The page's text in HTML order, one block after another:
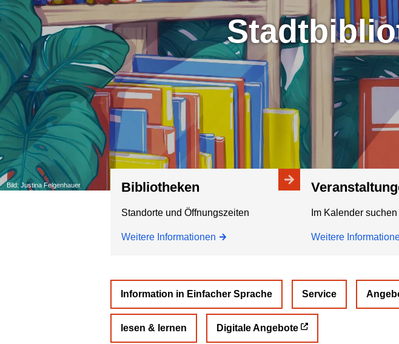
Bild: Justina Felgenhauer Bibliotheken
Standorte und Öffnungszeiten
Weitere Informationen
Im Kalender suchen
Weitere
Information in Einfacher Sprache Service
lesen & lernen Digitale Angebote